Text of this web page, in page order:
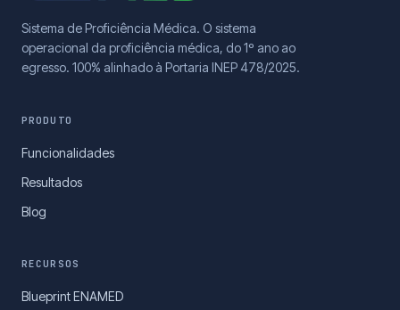
Sistema de Proficiência Médica. O sistema
operacional da proficiência médica, do 1º ano ao
egresso. 100% alinhado à Portaria INEP 478/2025.
PRODUTO
Funcionalidades
Resultados
Blog
RECURSOS
Blueprint ENAMED